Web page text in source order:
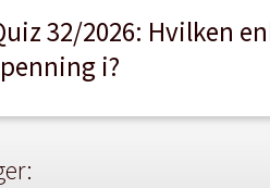
32/2026: Hvilken
i?